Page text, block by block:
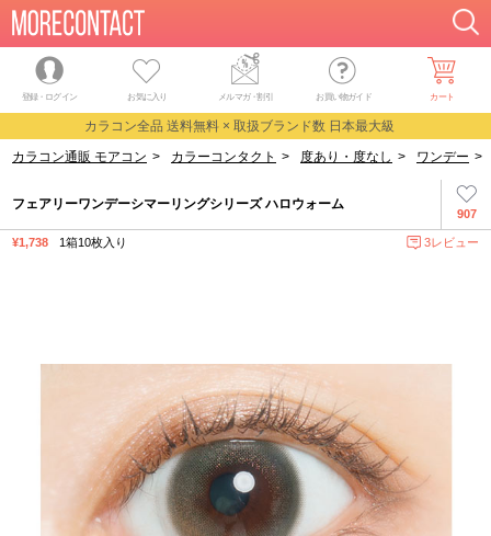
登録・ログイン お気に入り メルマガ・割引 お買い物ガイド カート
カラコン全品 送料無料 × 取扱ブランド数 日本最大級
カラコン通販 モアコン > カラーコンタクト > 度あり・度なし > ワンデー >
907
フェアリーワンデーシマーリングシリーズ ハロウォーム
¥1,738 1箱10枚入り 3レビュー